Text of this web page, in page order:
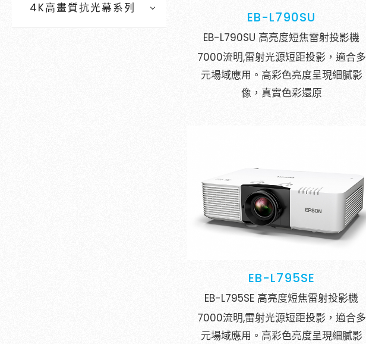
4K高畫質抗光幕系列
EB-L790SU
EB-L790SU 高亮度短焦雷射投影機
7000流明,雷射光源短距投影，適合多
元場域應用。高彩色亮度呈現細膩影
像，真實色彩還原
EB-L795SE
EB-L795SE 高亮度短焦雷射投影機
7000流明,雷射光源短距投影，適合多
元場域應用。高彩色亮度呈現細膩影